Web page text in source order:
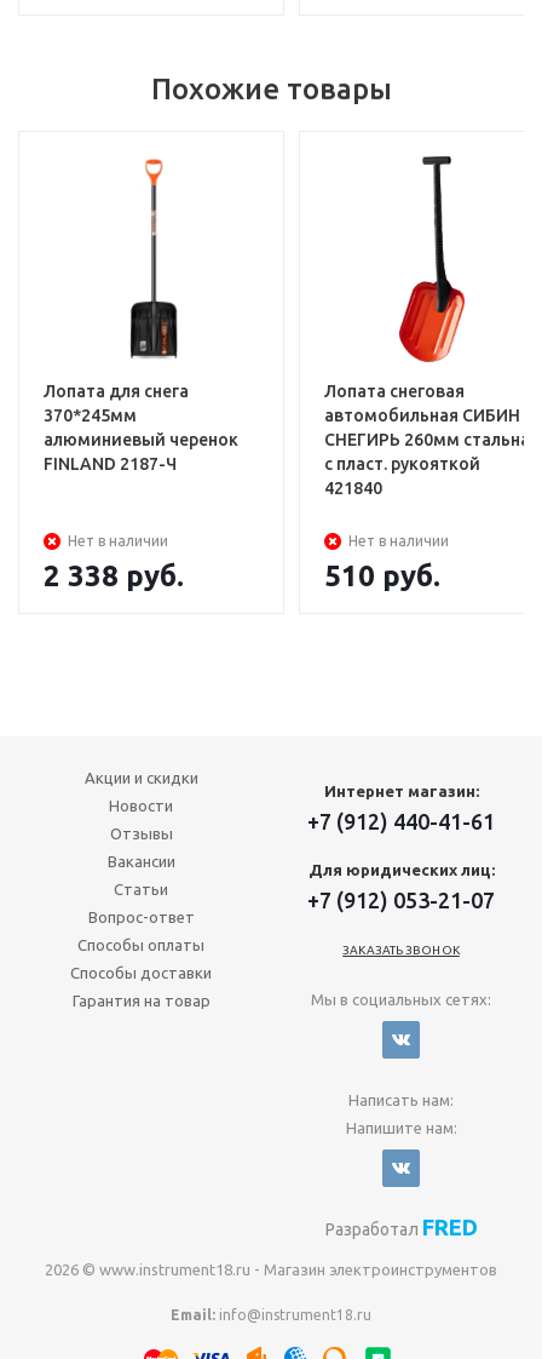
Похожие товары
Лопата для снега
370*245мм
алюминиевый черенок
FINLAND 2187-Ч
Нет в наличии
2 338 руб.
Лопата снеговая
автомобильная СИБИН
СНЕГИРЬ 260мм стальная
с пласт. рукояткой
421840
Нет в наличии
510 руб.
Акции и скидки
Новости
Отзывы
Вакансии
Статьи
Вопрос-ответ
Способы оплаты
Способы доставки
Гарантия на товар
Интернет магазин:
+7 (912) 440-41-61
Для юридических лиц:
+7 (912) 053-21-07
ЗАКАЗАТЬ ЗВОНОК
Мы в социальных сетях:
Написать нам:
Напишите нам:
Разработал FRED
2026 © www.instrument18.ru - Магазин электроинструментов
Email: info@instrument18.ru